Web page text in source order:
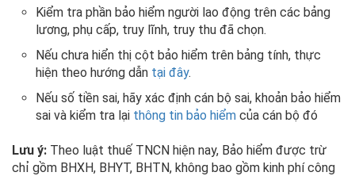
Kiểm tra phần bảo hiểm người lao động trên các bảng
lương, phụ cấp, truy lĩnh, truy thu đã chọn.
Nếu chưa hiển thị cột bảo hiểm trên bảng tính, thực
hiện theo hướng dẫn tại đây.
Nếu số tiền sai, hãy xác định cán bộ sai, khoản bảo hiểm
sai và kiểm tra lại thông tin bảo hiểm của cán bộ đó
Lưu ý: Theo luật thuế TNCN hiện nay, Bảo hiểm được trừ
chỉ gồm BHXH, BHYT, BHTN, không bao gồm kinh phí công